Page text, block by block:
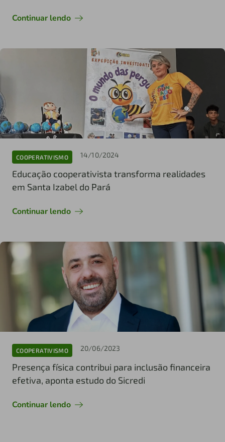
Continuar lendo
COOPERATIVISMO 14/10/2024
Educação cooperativista transforma realidades
em Santa Izabel do Pará
Continuar lendo
COOPERATIVISMO 20/06/2023
Presença física contribui para inclusão financeira
efetiva, aponta estudo do Sicredi
Continuar lendo